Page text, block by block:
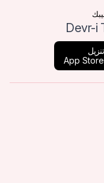
تنزيل
App Store